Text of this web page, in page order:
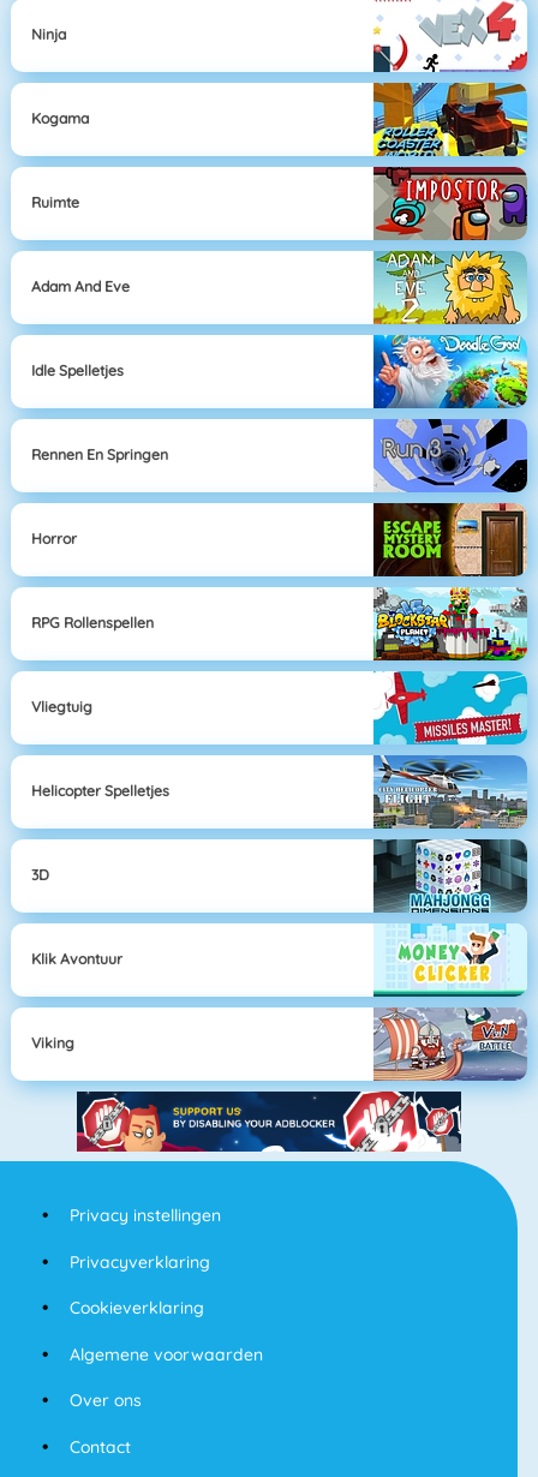
Ninja
Kogama
Ruimte
Adam And Eve
Idle Spelletjes
Rennen En Springen
Horror
RPG Rollenspellen
Vliegtuig
Helicopter Spelletjes
3D
Klik Avontuur
Viking
Privacy instellingen
Privacyverklaring
Cookieverklaring
Algemene voorwaarden
Over ons
Contact